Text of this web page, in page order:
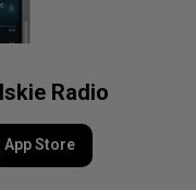
Radio
App Store